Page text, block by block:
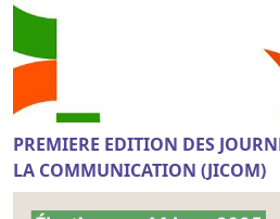
PREMIERE EDITION DES
LA COMMUNICATION (JICOM)